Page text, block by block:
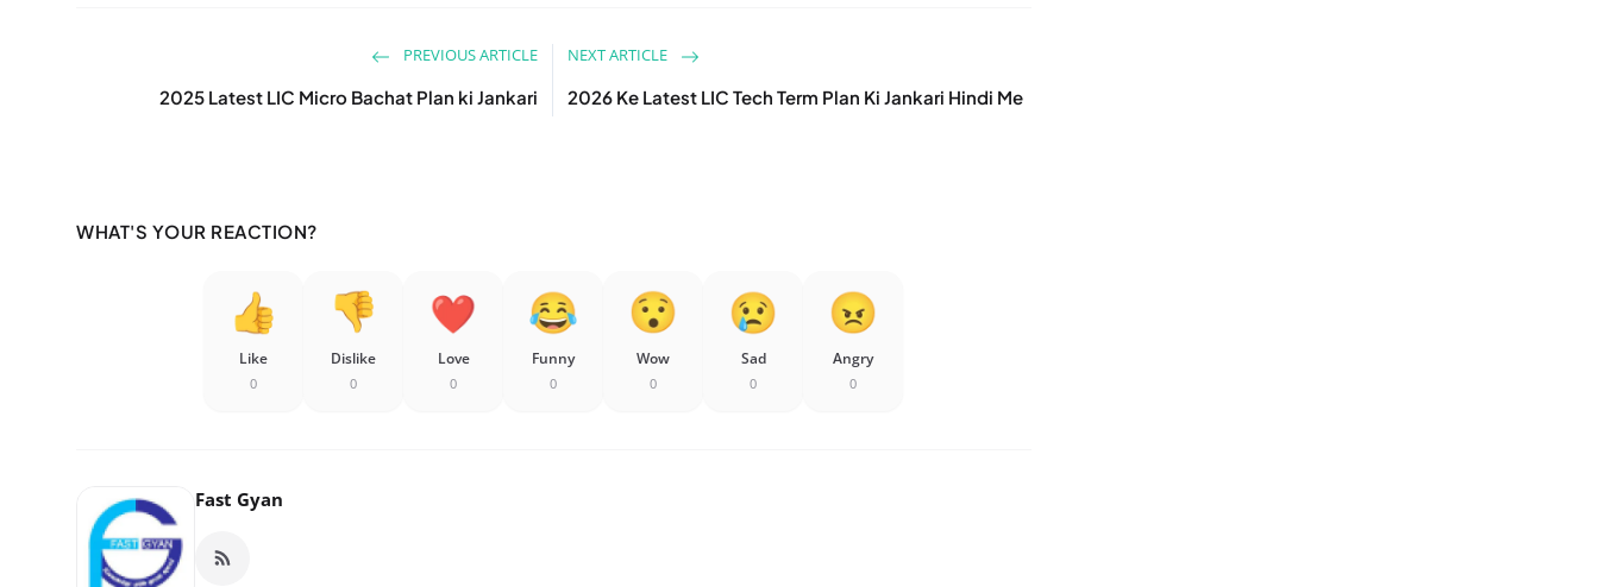
PREVIOUS ARTICLE
2025 Latest LIC Micro Bachat Plan ki Jankari
NEXT ARTICLE
2026 Ke Latest LIC Tech Term Plan Ki Jankari Hindi Me
WHAT'S YOUR REACTION?
Like
0
Dislike
0
Love
0
Funny
0
Wow
0
Sad
0
Angry
0
Fast Gyan